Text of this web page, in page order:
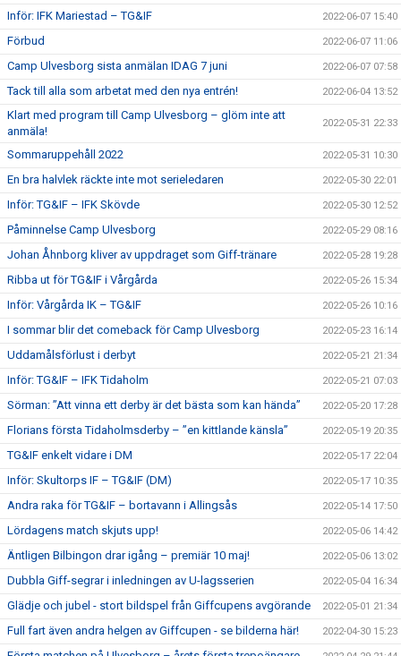
Inför: IFK Mariestad – TG&IF 2022-06-07 15:40
Förbud 2022-06-07 11:06
Camp Ulvesborg sista anmälan IDAG 7 juni 2022-06-07 07:58
Tack till alla som arbetat med den nya entrén! 2022-06-04 13:52
Klart med program till Camp Ulvesborg – glöm inte att
anmäla!
2022-05-31 22:33
Sommaruppehåll 2022 2022-05-31 10:30
En bra halvlek räckte inte mot serieledaren 2022-05-30 22:01
Inför: TG&IF – IFK Skövde 2022-05-30 12:52
Påminnelse Camp Ulvesborg 2022-05-29 08:16
Johan Åhnborg kliver av uppdraget som Giff-tränare 2022-05-28 19:28
Ribba ut för TG&IF i Vårgårda 2022-05-26 15:34
Inför: Vårgårda IK – TG&IF 2022-05-26 10:16
I sommar blir det comeback för Camp Ulvesborg 2022-05-23 16:14
Uddamålsförlust i derbyt 2022-05-21 21:34
Inför: TG&IF – IFK Tidaholm 2022-05-21 07:03
Sörman: ”Att vinna ett derby är det bästa som kan hända” 2022-05-20 17:28
Florians första Tidaholmsderby – ”en kittlande känsla” 2022-05-19 20:35
TG&IF enkelt vidare i DM 2022-05-17 22:04
Inför: Skultorps IF – TG&IF (DM) 2022-05-17 10:35
Andra raka för TG&IF – bortavann i Allingsås 2022-05-14 17:50
Lördagens match skjuts upp! 2022-05-06 14:42
Äntligen Bilbingon drar igång – premiär 10 maj! 2022-05-06 13:02
Dubbla Giff-segrar i inledningen av U-lagsserien 2022-05-04 16:34
Glädje och jubel - stort bildspel från Giffcupens avgörande 2022-05-01 21:34
Full fart även andra helgen av Giffcupen - se bilderna här! 2022-04-30 15:23